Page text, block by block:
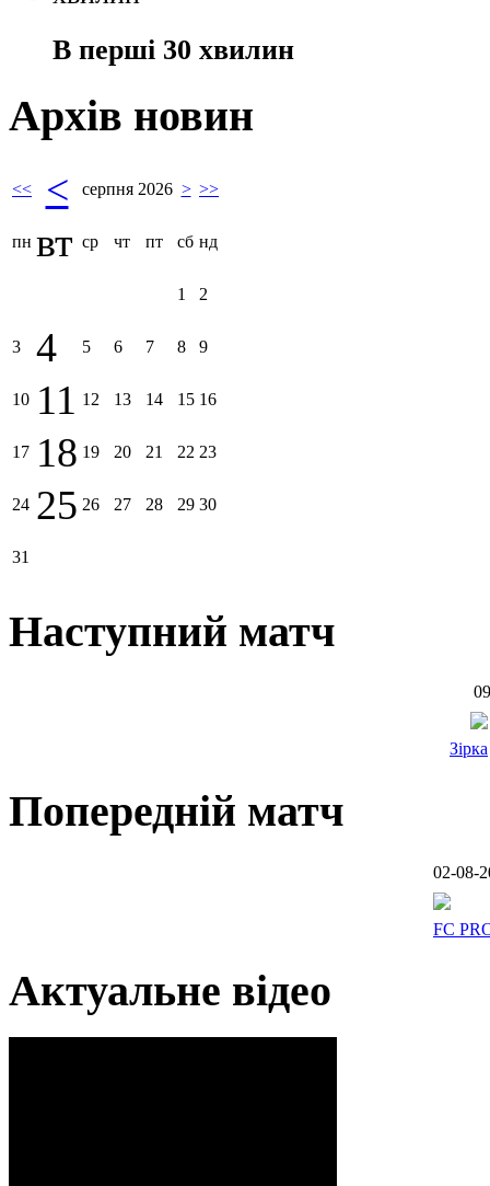
В перші 30 хвилин
Архів новин
<< < серпня 2026 > >>
пн вт ср чт пт сб нд
1 2
3 4 5 6 7 8 9
10 11 12 13 14 15 16
17 18 19 20 21 22 23
24 25 26 27 28 29 30
31
Наступний матч
Зірка
Попередній матч
02-08-
FC
Актуальне відео